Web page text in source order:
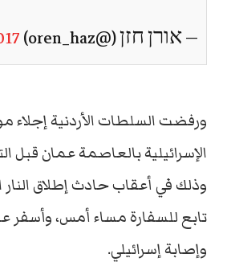
— אורן חזן (@oren_haz)
ورفضت السلطات الأردنية إجلاء
الإسرائيلية بالعاصمة عمان
وذلك في أعقاب حادث إطلاق
تابع للسفارة مساء أمس، وأسفر
وإصابة إسرائيلي.